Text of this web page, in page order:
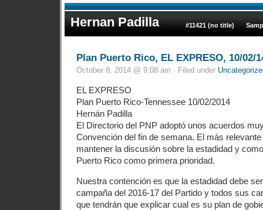
Hernan Padilla #11421 (no title)
Plan Puerto Rico, EL EXPRESO, 10/02/
October 8, 2014 @ 9:08 am · Filed under
EL EXPRESO
Plan Puerto Rico-Tennessee 10/02/2014
Hernán Padilla
El Directorio del PNP adoptó unos acuerdos
Convención del fin de semana. El más
mantener la discusión sobre la estadidad y
Puerto Rico como primera prioridad.
Nuestra contención es que la estadidad debe
campaña del 2016-17 del Partido y todos sus
que tendrán que explicar cual es su plan de